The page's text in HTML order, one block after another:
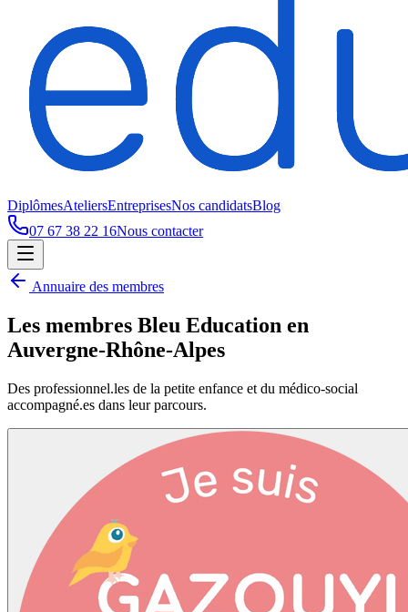
DiplômesAteliersEntreprisesNos candidatsBlog
07 67 38 22 16Nous contacter
Annuaire des membres
Les membres Bleu Education en
Auvergne-Rhône-Alpes
Des professionnel.les de la petite enfance et du médico-social
accompagné.es dans leur parcours.